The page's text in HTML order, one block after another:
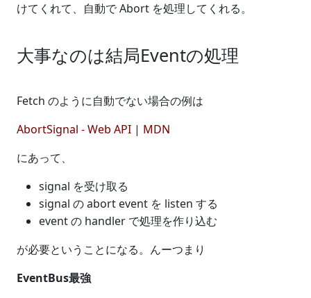
けてくれて、自動で Abort を処理してくれる。
大事なのは結局Eventの処理
Fetch のように自動でない場合の例は
AbortSignal - Web API | MDN
にあって、
signal を受け取る
signal の abort event を listen する
event の handler で処理を作り込む
が必要ということになる。んーつまり
EventBus最強